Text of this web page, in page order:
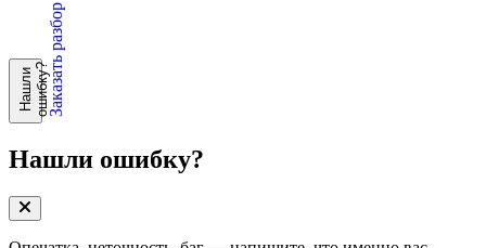
Н
а
ш
л
и
о
ш
и
б
к
у?Заказать разбор
Нашли ошибку?